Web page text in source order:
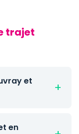
trajet
et
en